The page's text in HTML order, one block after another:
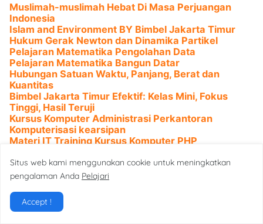
Muslimah-muslimah Hebat Di Masa Perjuangan
Indonesia
Islam and Environment BY Bimbel Jakarta Timur
Hukum Gerak Newton dan Dinamika Partikel
Pelajaran Matematika Pengolahan Data
Pelajaran Matematika Bangun Datar
Hubungan Satuan Waktu, Panjang, Berat dan
Kuantitas
Bimbel Jakarta Timur Efektif: Kelas Mini, Fokus
Tinggi, Hasil Teruji
Kursus Komputer Administrasi Perkantoran
Komputerisasi kearsipan
Materi IT Training Kursus Komputer PHP
Kursus Komputer Administrasi Perkantoran
akuntansi
Situs web kami menggunakan cookie untuk meningkatkan
pengalaman Anda Pelajari
Accept !